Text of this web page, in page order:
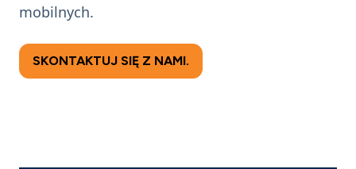
mobilnych.
SKONTAKTUJ SIĘ Z NAMI.